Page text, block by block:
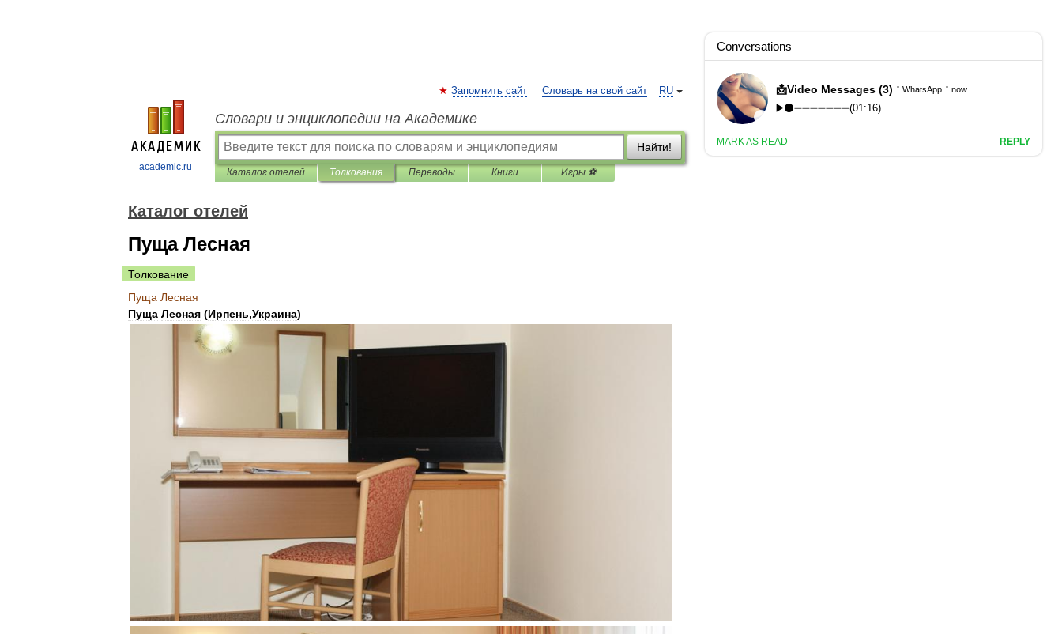
academic.ru
RU
Запомнить сайт Словарь на свой сайт
Словари и энциклопедии на Академике
Найти!
Каталог отелей Толкования Переводы Книги Игры ⚽
Каталог отелей
Пуща Лесная
Толкование
Пуща Лесная
Пуща Лесная (Ирпень,Украина)